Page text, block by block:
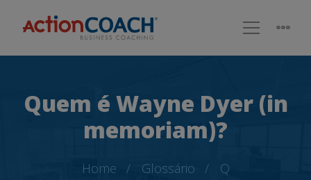
Quem é Wayne Dyer (in
memoriam)?
Home Glossário
Q